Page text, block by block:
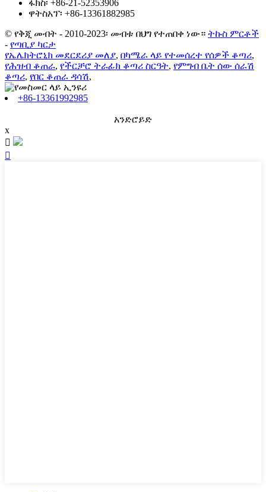
ፋክስ፡ +86-21-52353906
ዋትስአፕ፡ +86-13361882985
© የቅጂ መብት - 2010-2023፡ መብቱ በህግ የተጠበቀ ነው። ትኩስ ምርቶች
- የጣቢያ ካርታ
የኤሌክትሮኒክ መደርደሪያ መለያ, በካሜራ ላይ የተመሰረተ የሰዎች ቆጣሪ,
የሕዝብ ቆጠራ, የችርቻሮ ትራፊክ ቆጣሪ ስርዓት, የምግብ ቤት ሰው ሰራሽ
ቆጣሪ, የበር ቆጠራ ዳሳሽ,
+86-13361992985
አንድሮይድ
x

